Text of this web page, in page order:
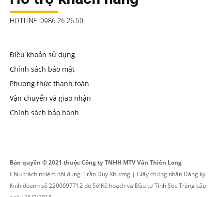
HOTLINE: 0986 26 26 50
Điều khoản sử dụng
Chính sách bảo mật
Phương thức thanh toán
Vận chuyển và giao nhận
Chính sách bảo hành
Bản quyền © 2021 thuộc Công ty TNHH MTV Vân Thiên Long
Chịu trách nhiệm nội dung: Trần Duy Khương | Giấy chứng nhận Đăng ký
Kinh doanh số 2200697712 do Sở Kế hoạch và Đầu tư Tỉnh Sóc Trăng cấp